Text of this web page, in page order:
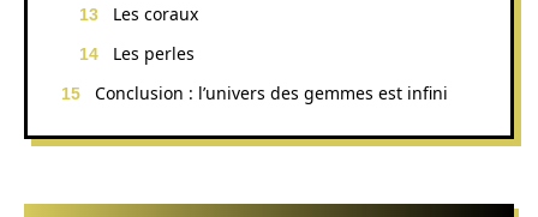
Les coraux
Les perles
Conclusion : l’univers des gemmes est infini